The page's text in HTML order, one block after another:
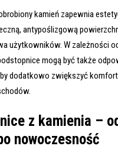
kamień zapewnia
antypoślizgową
użytkowników. W zależności
mogą być także
dodatkowo zwiększyć
z kamienia –
nowoczesność